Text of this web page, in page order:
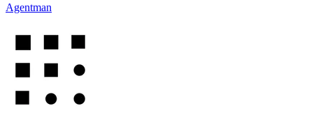
Agentman